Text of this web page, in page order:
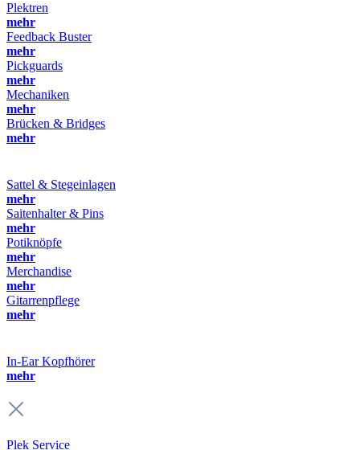
Plektren
mehr
Feedback Buster
mehr
Pickguards
mehr
Mechaniken
mehr
Brücken & Bridges
mehr
Sattel & Stegeinlagen
mehr
Saitenhalter & Pins
mehr
Potiknöpfe
mehr
Merchandise
mehr
Gitarrenpflege
mehr
In-Ear Kopfhörer
mehr
Plek Service